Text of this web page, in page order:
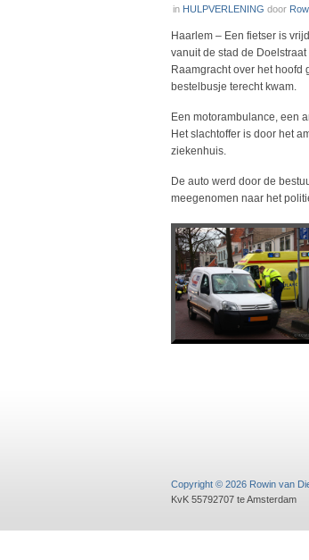
in HULPVERLENING door
Haarlem – Een fietser is
vanuit de stad de
Raamgracht over het hoofd
bestelbusje terecht kwam.
Een motorambulance, een
Het slachtoffer is door het
ziekenhuis.
De auto werd door de
meegenomen naar het
Copyright © 2026 Rowin van
KvK 55792707 te Amsterdam